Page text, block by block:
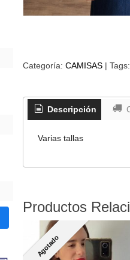
Categoría: CAMISAS| Tags:
Descripción
Varias tallas
Productos
Agotado